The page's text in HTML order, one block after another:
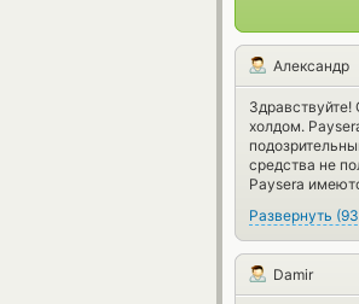
Александр
холдом.
средства не
Paysera
Развернуть (93
Damir